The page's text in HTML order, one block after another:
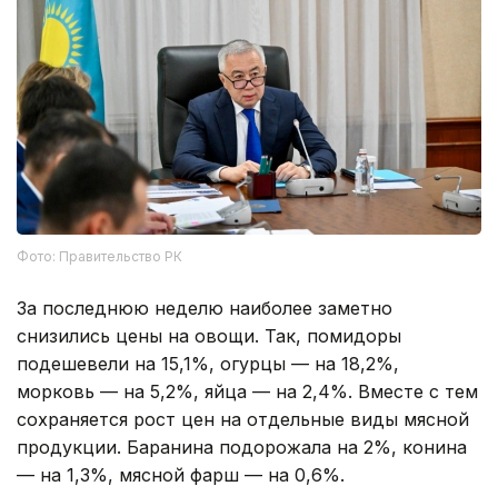
Фото: Правительство РК
За последнюю неделю наиболее заметно
снизились цены на овощи. Так, помидоры
подешевели на 15,1%, огурцы — на 18,2%,
морковь — на 5,2%, яйца — на 2,4%. Вместе с тем
сохраняется рост цен на отдельные виды мясной
продукции. Баранина подорожала на 2%, конина
— на 1,3%, мясной фарш — на 0,6%.